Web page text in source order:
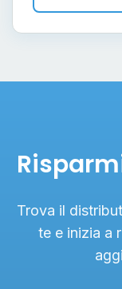
Trova il
te e inizia a